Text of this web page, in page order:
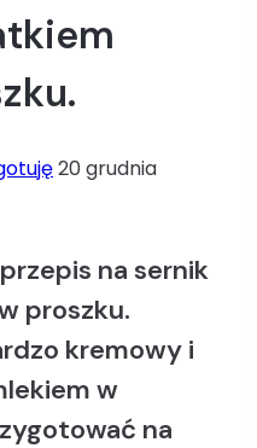
20 grudnia
na sernik
proszku.
kremowy i
w
na